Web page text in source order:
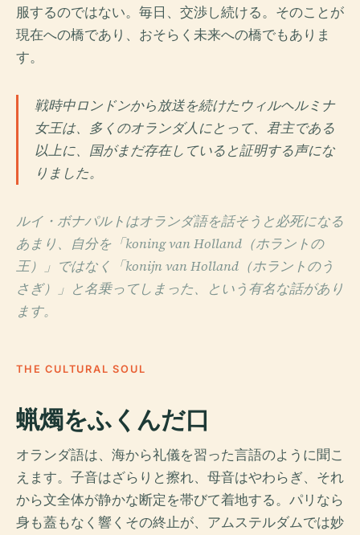
服するのではない。毎日、交渉し続ける。そのことが
現在への橋であり、おそらく未来への橋でもありま
す。
戦時中ロンドンから放送を続けたウィルヘルミナ
女王は、多くのオランダ人にとって、君主である
以上に、国がまだ存在していると証明する声にな
りました。
ルイ・ボナパルトはオランダ語を話そうと必死になる
あまり、自分を「koning van Holland（ホラントの
王）」ではなく「konijn van Holland（ホラントのう
さぎ）」と名乗ってしまった、という有名な話があり
ます。
THE CULTURAL SOUL
蝋燭をふくんだ口
オランダ語は、海から礼儀を習った言語のように聞こ
えます。子音はざらりと擦れ、母音はやわらぎ、それ
から文全体が静かな断定を帯びて着地する。パリなら
身も蓋もなく響くその終止が、アムステルダムでは妙